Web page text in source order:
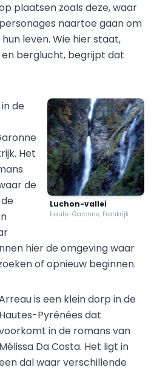
plaatsen zoals deze, waar
personages naartoe gaan om
leven. Wie hier staat,
berglucht, begrijpt dat
Luchon-vallei
Haute-Garonne, Frankrijk
de
Het
de
hier de omgeving waar
of opnieuw beginnen.
is een klein dorp in de
Hautes-Pyrénées dat
in de romans van
Mélissa Da Costa. Het ligt in
dal waar verschillende